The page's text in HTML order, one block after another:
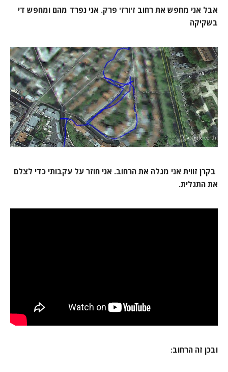
אבל אני מחפש את רחוב ז'ורז' פרק. אני נפרד מהם ומחפש די
בשקיקה
בקרן זווית אני מגלה את הרחוב. אני חוזר על עקבותי כדי לצלם
את התגלית.
ובכן זה הרחוב: